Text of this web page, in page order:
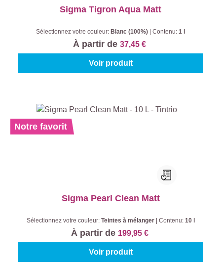
Sigma Tigron Aqua Matt
Sélectionnez votre couleur: Blanc (100%) Contenu: 1 l
À partir de 37,45 €
Voir produit
Notre favorit
Sigma Pearl Clean Matt
Sélectionnez votre couleur: Teintes à mélanger Contenu: 10 l
À partir de 199,95 €
Voir produit